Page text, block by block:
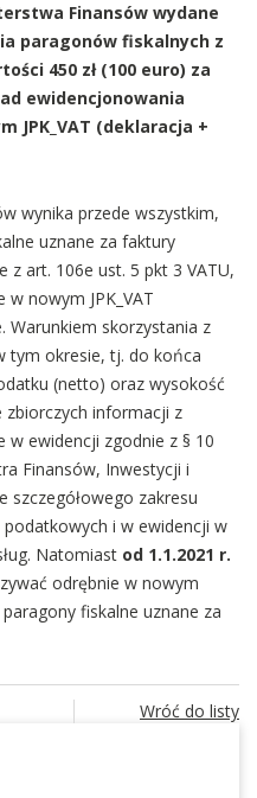
Finansów wydane
paragonów fiskalnych z
450 zł (100 euro) za
ewidencjonowania
JPK_VAT (deklaracja +
wynika przede wszystkim,
uznane za faktury
art. 106e ust. 5 pkt 3 VATU,
w nowym JPK_VAT
Warunkiem skorzystania z
tym okresie, tj. do końca
(netto) oraz wysokość
zbiorczych informacji z
w ewidencji zgodnie z § 10
Finansów, Inwestycji i
szczegółowego zakresu
i w ewidencji w
Natomiast od 1.1.2021 r.
odrębnie w nowym
fiskalne uznane za
Wróć do listy